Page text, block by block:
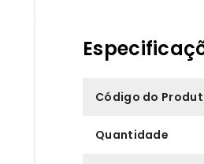
Código do
Quantidade